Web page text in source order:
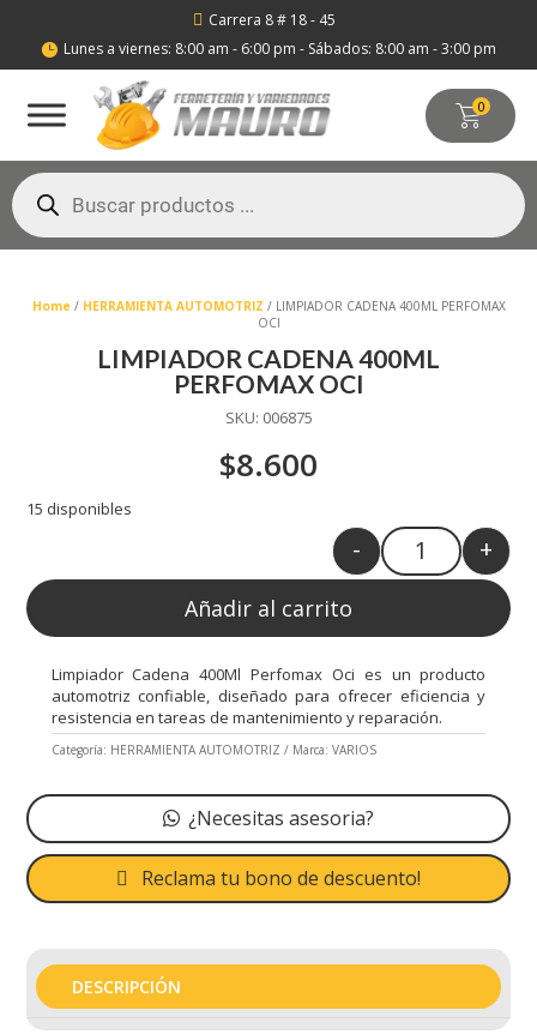
 Carrera 8 # 18 - 45
 Lunes a viernes: 8:00 am - 6:00 pm - Sábados: 8:00 am - 3:00 pm
0
Búsqueda
de
productos
Home / HERRAMIENTA AUTOMOTRIZ / LIMPIADOR CADENA 400ML PERFOMAX
OCI
LIMPIADOR CADENA 400ML
PERFOMAX OCI
SKU: 006875
$8.600
15 disponibles
Quantity
- +
Añadir al carrito
Limpiador Cadena 400Ml Perfomax Oci es un producto
automotriz confiable, diseñado para ofrecer eficiencia y
resistencia en tareas de mantenimiento y reparación.
Categoría: HERRAMIENTA AUTOMOTRIZ Marca: VARIOS
¿Necesitas asesoria?
Reclama tu bono de descuento!
DESCRIPCIÓN